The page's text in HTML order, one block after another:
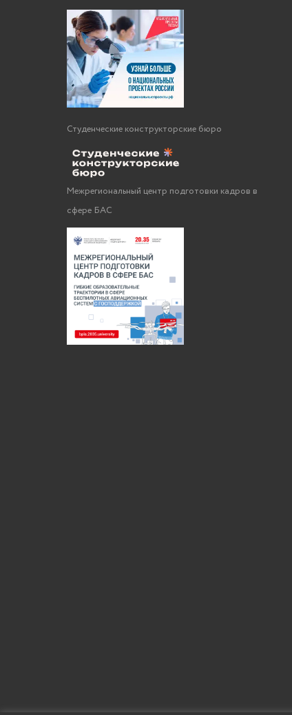
Студенческие конструкторские бюро
Межрегиональный центр подготовки кадров в
сфере БАС